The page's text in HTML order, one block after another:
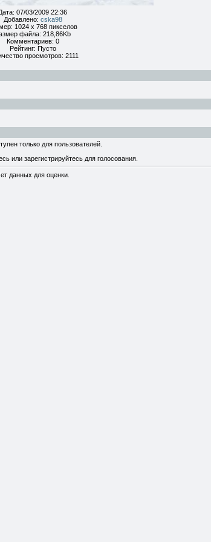
07/03/2009 22:36
Добавлено: cska98
1024 x 768 пикселов
файла: 218,86Kb
Комментариев: 0
Рейтинг: Пусто
просмотров: 2111
только для пользователей.
или зарегистрируйтесь для голосования.
данных для оценки.